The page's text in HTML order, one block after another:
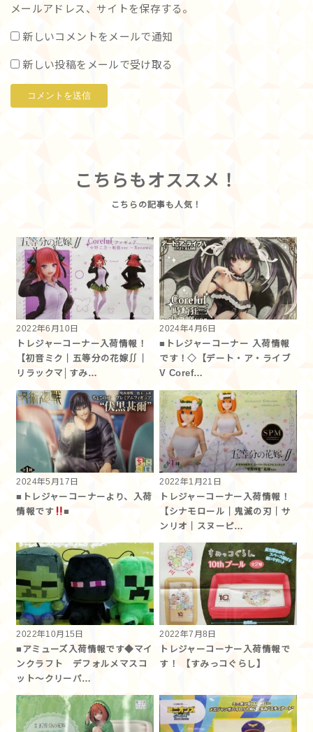
メールアドレス、サイトを保存する。
新しいコメントをメールで通知
新しい投稿をメールで受け取る
こちらもオススメ！
2022年6月10日
トレジャーコーナー入荷情報！
【初音ミク｜五等分の花嫁∬｜
リラックマ│すみ…
2024年4月6日
■トレジャーコーナー 入荷情報
です！◇【デート・ア・ライブ
V Coref…
2024年5月17日
■トレジャーコーナーより、入荷
情報です
■
2022年1月21日
トレジャーコーナー入荷情報！
【シナモロール｜鬼滅の刃｜サ
ンリオ｜スヌーピ…
2022年10月15日
■アミューズ入荷情報です◆マイ
ンクラフト デフォルメマスコ
ット～クリーパ…
2022年7月8日
トレジャーコーナー入荷情報で
す！ 【すみっコぐらし】